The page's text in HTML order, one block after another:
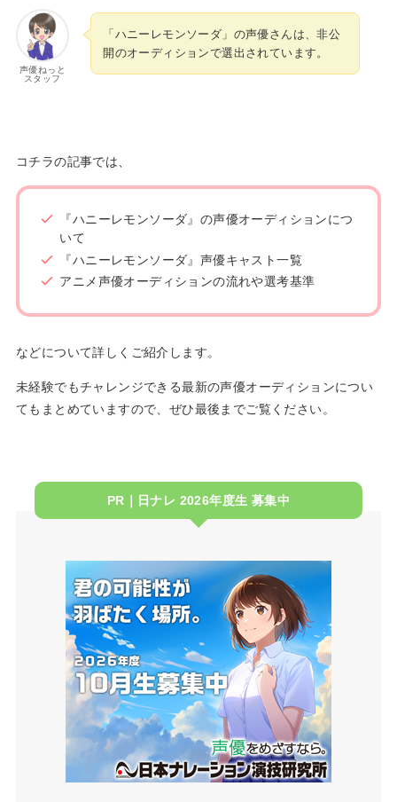
声優ねっと
スタッフ
「ハニーレモンソーダ」の声優さんは、非公
開のオーディションで選出されています。
コチラの記事では、
『ハニーレモンソーダ』の声優オーディションにつ
いて
『ハニーレモンソーダ』声優キャスト一覧
アニメ声優オーディションの流れや選考基準
などについて詳しくご紹介します。
未経験でもチャレンジできる最新の声優オーディションについ
てもまとめていますので、ぜひ最後までご覧ください。
PR｜日ナレ 2026年度生 募集中